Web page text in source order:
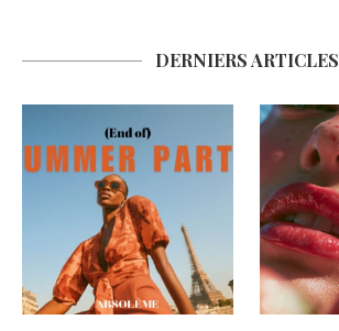
DERNIERS ARTICLES